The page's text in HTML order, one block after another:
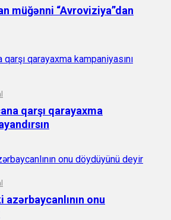
müğənni “Avroviziya”dan
qarşı qarayaxma
onu